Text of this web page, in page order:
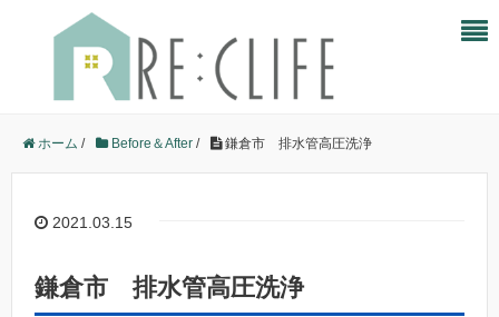
ホーム / Before＆After / 鎌倉市 排水管高圧洗浄
2021.03.15
鎌倉市 排水管高圧洗浄